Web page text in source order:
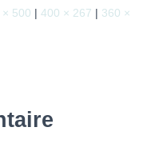
× 500 | 400 × 267 | 360 ×